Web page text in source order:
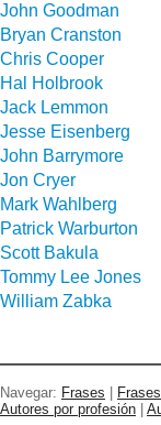
John Goodman
Bryan Cranston
Chris Cooper
Hal Holbrook
Jack Lemmon
Jesse Eisenberg
John Barrymore
Jon Cryer
Mark Wahlberg
Patrick Warburton
Scott Bakula
Tommy Lee Jones
William Zabka
Navegar: Frases
Autores por profesión